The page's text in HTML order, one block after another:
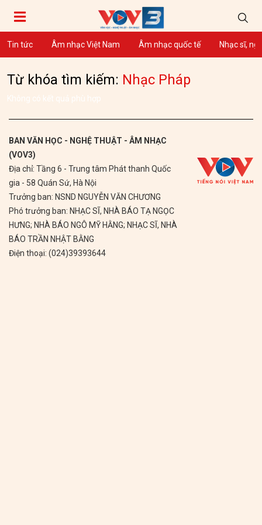
Tin tức Âm nhạc Việt Nam Âm nhạc quốc tế Nhạc sĩ,
Từ khóa tìm kiếm: Nhạc Pháp
Không có kết quả phù hợp
BAN VĂN HỌC - NGHỆ THUẬT - ÂM NHẠC
(VOV3)
Địa chỉ: Tầng 6 - Trung tâm Phát thanh Quốc
gia - 58 Quán Sứ, Hà Nội
Trưởng ban: NSND NGUYỄN VĂN CHƯƠNG
Phó trưởng ban: NHẠC SĨ, NHÀ BÁO TẠ NGỌC
HƯNG; NHÀ BÁO NGÔ MỸ HẰNG; NHẠC SĨ, NHÀ
BÁO TRẦN NHẬT BẰNG
Điện thoại: (024)39393644